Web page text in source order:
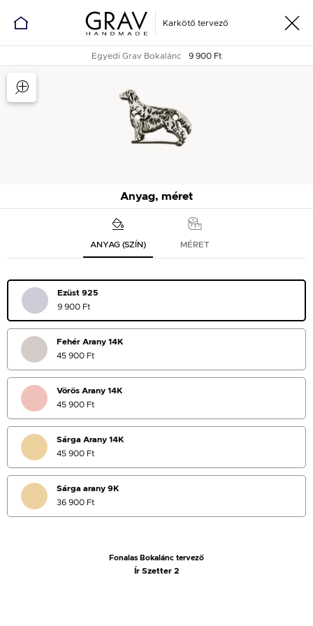
Karkötő tervező
Egyedi Grav Bokalánc 9 900 Ft
Anyag, méret
ANYAG (SZÍN) MÉRET
Ezüst 925
9 900 Ft
Fehér Arany 14K
45 900 Ft
Vörös Arany 14K
45 900 Ft
Sárga Arany 14K
45 900 Ft
Sárga arany 9K
36 900 Ft
Fonalas Bokalánc tervező
Ír Szetter 2